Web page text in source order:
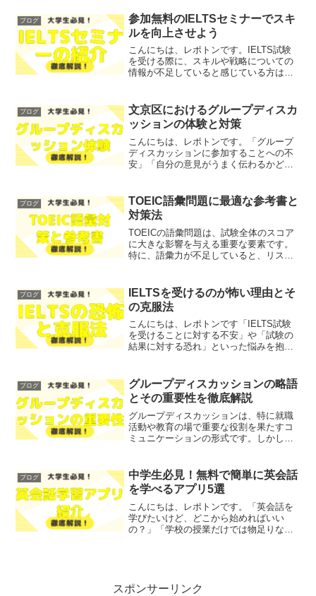
ブログ
参加無料のIELTSセミナーでスキ
ルを向上させよう
こんにちは、レポトンです。IELTS試験
を受ける際に、スキルや戦略についての
情報が不足していると感じている方はい
を、わかりやすく解説します！レポトン
この記事は次のよう...
ブログ
文京区におけるグループディスカ
ッションの体験と対策
こんにちは、レポトンです。「グループ
ディスカッションに参加することへの不
安」「自分の意見がうまく伝わるかどう
けるグループディスカッションの体験と
その対策について、わかり...
ブログ
TOEIC語彙問題に最適な参考書と
対策法
TOEICの語彙問題は、試験全体のスコア
に大きな影響を与える重要な要素です。
特に、語彙力が不足していると、リスニ
な対策が必要ですが、どの参考書を選ぶ
べきか悩む方も多いの...
ブログ
IELTSを受けるのが怖い理由とそ
の克服法
こんにちは、レポトンです「IELTS試験
を受けることに対する不安」や「試験の
結果に対する恐れ」といった悩みを抱え
法について、わかりやすく解説します！
レポトンこの記事...
ブログ
グループディスカッションの略語
とその重要性を徹底解説
グループディスカッションは、特に就職
活動や教育の場で重要な役割を果たすコ
ミュニケーションの形式です。しかし、
て、しっかり理解できていない方も多い
のではないでしょうか？そこ...
ブログ
中学生必見！無料で簡単に英会話
を学べるアプリ5選
こんにちは、レポトンです。「英会話を
学びたいけど、どこから始めればいい
の？」「学校の授業だけでは物足りな
スポンサーリンク